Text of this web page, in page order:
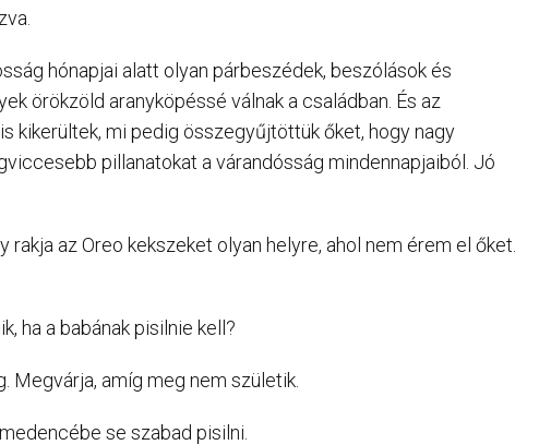
hónapjai alatt olyan párbeszédek, beszólások és
örökzöld aranyköpéssé válnak a családban. És az
kikerültek, mi pedig összegyűjtöttük őket, hogy nagy
pillanatokat a várandósság mindennapjaiból. Jó
az Oreo kekszeket olyan helyre, ahol nem érem el őket.
ha a babának pisilnie kell?
Megvárja, amíg meg nem születik.
se szabad pisilni.